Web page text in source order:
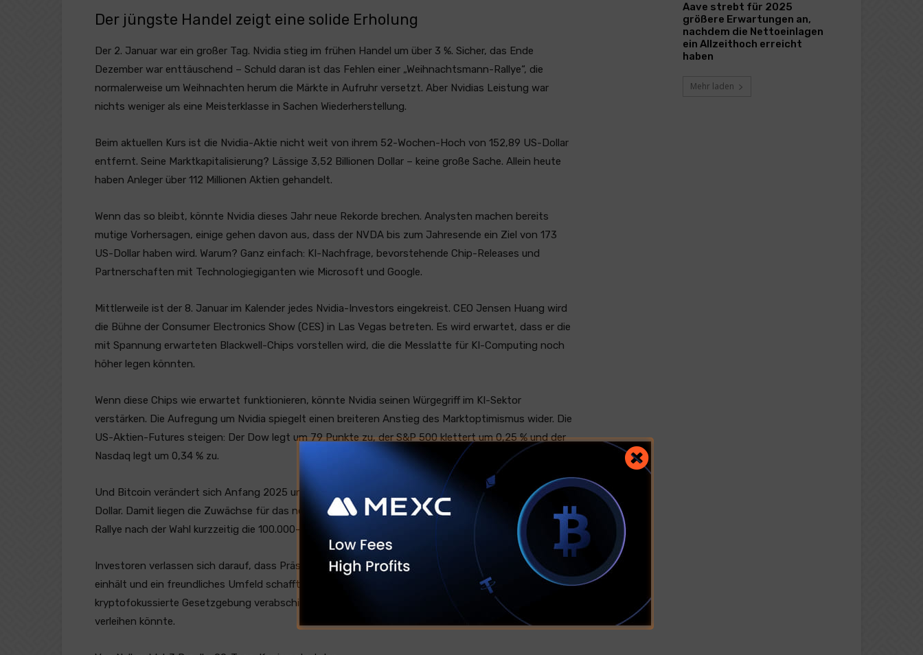
Der jüngste Handel zeigt eine solide Erholung
Der 2. Januar war ein großer Tag. Nvidia stieg im frühen Handel um über 3 %. Sicher, das Ende
Dezember war enttäuschend – Schuld daran ist das Fehlen einer „Weihnachtsmann-Rallye“, die
normalerweise um Weihnachten herum die Märkte in Aufruhr versetzt. Aber Nvidias Leistung war
nichts weniger als eine Meisterklasse in Sachen Wiederherstellung.
Beim aktuellen Kurs ist die Nvidia-Aktie nicht weit von ihrem 52-Wochen-Hoch von 152,89 US-Dollar
entfernt. Seine Marktkapitalisierung? Lässige 3,52 Billionen Dollar – keine große Sache. Allein heute
haben Anleger über 112 Millionen Aktien gehandelt.
Wenn das so bleibt, könnte Nvidia dieses Jahr neue Rekorde brechen. Analysten machen bereits
mutige Vorhersagen, einige gehen davon aus, dass der NVDA bis zum Jahresende ein Ziel von 173
US-Dollar haben wird. Warum? Ganz einfach: KI-Nachfrage, bevorstehende Chip-Releases und
Partnerschaften mit Technologiegiganten wie Microsoft und Google.
Mittlerweile ist der 8. Januar im Kalender jedes Nvidia-Investors eingekreist. CEO Jensen Huang wird
die Bühne der Consumer Electronics Show (CES) in Las Vegas betreten. Es wird erwartet, dass er die
mit Spannung erwarteten Blackwell-Chips vorstellen wird, die die Messlatte für KI-Computing noch
höher legen könnten.
Wenn diese Chips wie erwartet funktionieren, könnte Nvidia seinen Würgegriff im KI-Sektor
verstärken. Die Aufregung um Nvidia spiegelt einen breiteren Anstieg des Marktoptimismus wider. Die
US-Aktien-Futures steigen: Der Dow legt um 79 Punkte zu, der S&P 500 klettert um 0,25 % und der
Nasdaq legt um 0,34 % zu.
Und Bitcoin verändert sich Anfang 2025 und klettert bei Redaktionsschluss um 6 % auf 98.000 US-
Dollar. Damit liegen die Zuwächse für das neue Jahr bei fast 4 %, nachdem Bitcoin nach einer wilden
Rallye nach der Wahl kurzzeitig die 100.000-Dollar-Marke überschritten hatte.
Investoren verlassen sich darauf, dass Präsident Donald Trump seine Pro-Krypto-Versprechen
einhält und ein freundliches Umfeld schafft. Der Kongress könnte sogar seine allererste
kryptofokussierte Gesetzgebung verabschieden, die dem Markt die dringend benötigte Struktur
verleihen könnte.
Aave strebt für 2025
größere Erwartungen an,
nachdem die Nettoeinlagen
ein Allzeithoch erreicht
haben
Mehr laden